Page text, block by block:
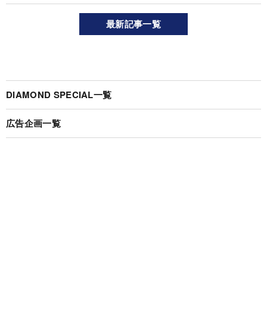
最新記事一覧
DIAMOND SPECIAL一覧
広告企画一覧